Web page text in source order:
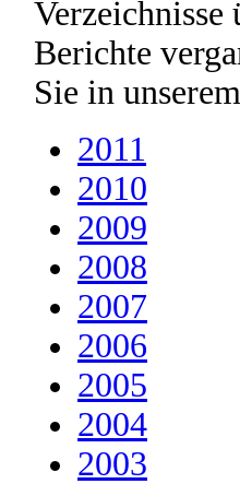
Verzeichnisse
Berichte
Sie in
2011
2010
2009
2008
2007
2006
2005
2004
2003